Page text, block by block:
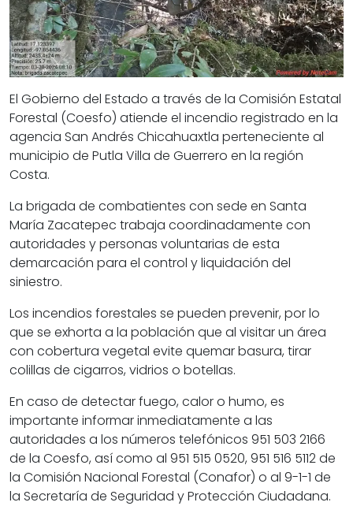
El Gobierno del Estado a través de la Comisión Estatal
Forestal (Coesfo) atiende el incendio registrado en la
agencia San Andrés Chicahuaxtla perteneciente al
municipio de Putla Villa de Guerrero en la región
Costa.
La brigada de combatientes con sede en Santa
María Zacatepec trabaja coordinadamente con
autoridades y personas voluntarias de esta
demarcación para el control y liquidación del
siniestro.
Los incendios forestales se pueden prevenir, por lo
que se exhorta a la población que al visitar un área
con cobertura vegetal evite quemar basura, tirar
colillas de cigarros, vidrios o botellas.
En caso de detectar fuego, calor o humo, es
importante informar inmediatamente a las
autoridades a los números telefónicos 951 503 2166
de la Coesfo, así como al 951 515 0520, 951 516 5112 de
la Comisión Nacional Forestal (Conafor) o al 9-1-1 de
la Secretaría de Seguridad y Protección Ciudadana.